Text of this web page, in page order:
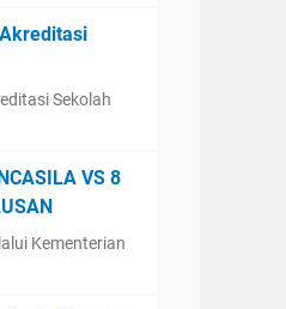
Sekolah
VS 8
Kementerian